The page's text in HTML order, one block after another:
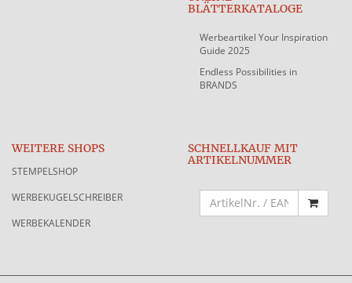
BLÄTTERKATALOGE
Werbeartikel Your Inspiration
Guide 2025
Endless Possibilities in
BRANDS
WEITERE SHOPS
STEMPELSHOP
WERBEKUGELSCHREIBER
WERBEKALENDER
SCHNELLKAUF MIT
ARTIKELNUMMER